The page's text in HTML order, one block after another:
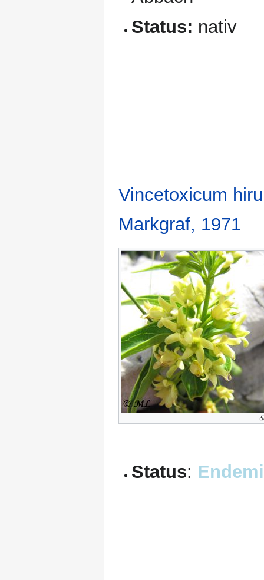
Status: nativ
Vincetoxicum
Markgraf, 1971
Status: